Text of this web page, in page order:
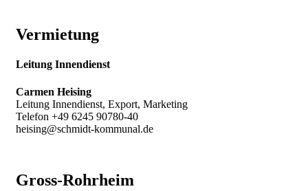
Vermietung
Leitung Innendienst
Carmen Heising
Leitung Innendienst, Export, Marketing
Telefon +49 6245 90780-40
heising@schmidt-kommunal.de
Gross-Rohrheim